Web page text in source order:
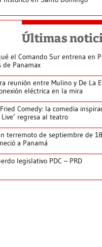
Últimas
el Comando Sur entrena en
de Panamax
reunión entre Mulino y De La
eléctrica en la mira
Comedy: la comedia
regresa al teatro
terremoto de septiembre de
a Panamá
legislativo PDC – PRD